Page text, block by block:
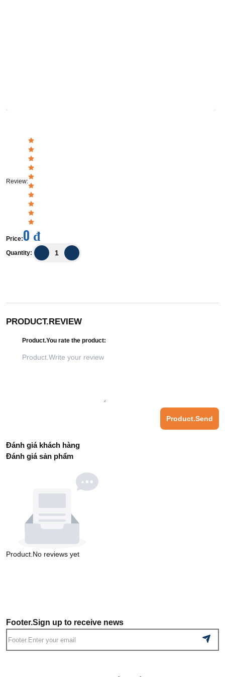
Review:
Price:0 đ
Quantity:
PRODUCT.REVIEW
Product.You rate the product:
Product.Send
Đánh giá khách hàng
Đánh giá sản phẩm
Product.No reviews yet
Footer.Sign up to receive news